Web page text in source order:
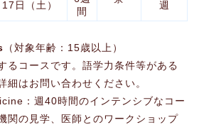
17日（土）
間
週
（対象年齢：15歳以上）
るコースです。語学力条件等がある
細はお問い合わせください。
：週40時間のインテンシブなコー
関の見学、医師とのワークショップ